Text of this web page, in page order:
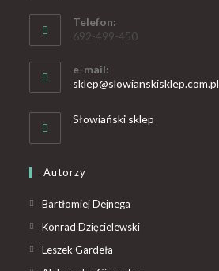
Telefon:
692-499-450
e-mail:
sklep@slowianskisklep.com.pl
Słowiański sklep
Autorzy
Bartłomiej Dejnega
Konrad Dzięcielewski
Leszek Gardeła